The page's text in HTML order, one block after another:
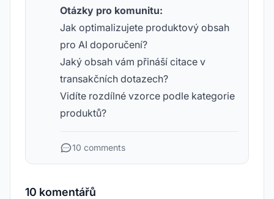
Otázky pro komunitu:
Jak optimalizujete produktový obsah
pro AI doporučení?
Jaký obsah vám přináší citace v
transakčních dotazech?
Vidíte rozdílné vzorce podle kategorie
produktů?
10 comments
10 komentářů